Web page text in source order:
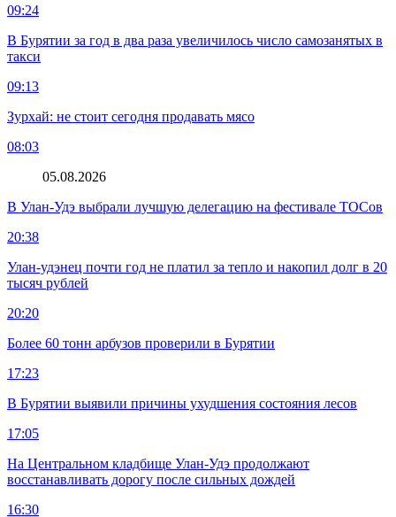
09:24
В Бурятии за год в два раза увеличилось число самозанятых в
такси
09:13
Зурхай: не стоит сегодня продавать мясо
08:03
05.08.2026
В Улан-Удэ выбрали лучшую делегацию на фестивале ТОСов
20:38
Улан-удэнец почти год не платил за тепло и накопил долг в 20
тысяч рублей
20:20
Более 60 тонн арбузов проверили в Бурятии
17:23
В Бурятии выявили причины ухудшения состояния лесов
17:05
На Центральном кладбище Улан-Удэ продолжают
восстанавливать дорогу после сильных дождей
16:30